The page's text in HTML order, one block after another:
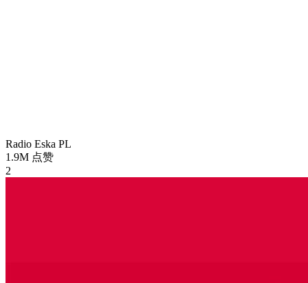
Radio Eska PL
1.9M 点赞
2